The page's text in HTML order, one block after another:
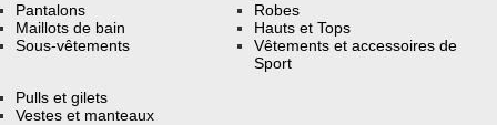
Pantalons
Maillots de bain
Sous-vêtements
Robes
Hauts et Tops
Vêtements et accessoires de
Sport
Pulls et gilets
Vestes et manteaux